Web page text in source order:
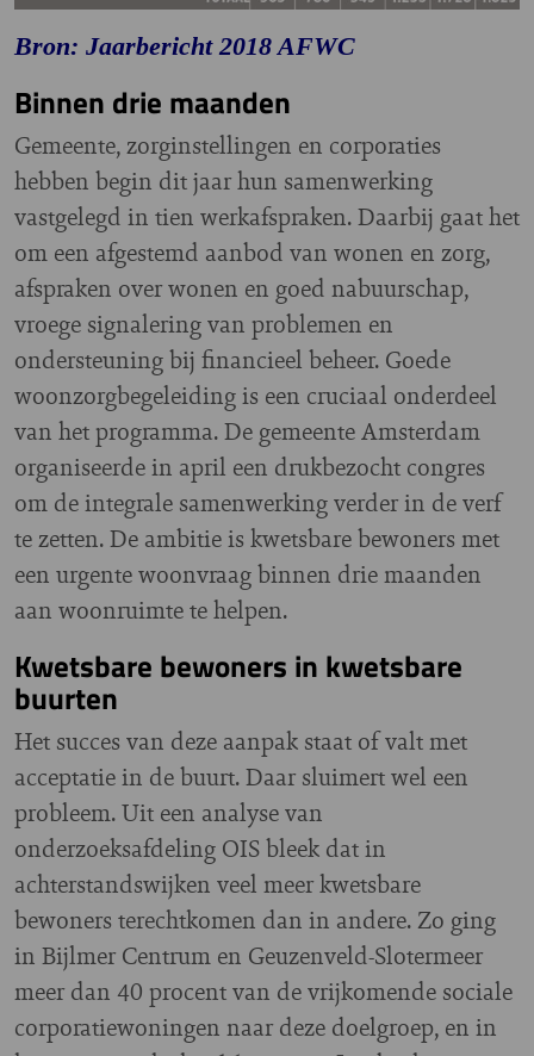
Bron: Jaarbericht 2018 AFWC
Binnen drie maanden
Gemeente, zorginstellingen en corporaties
hebben begin dit jaar hun samenwerking
vastgelegd in tien werkafspraken. Daarbij gaat het
om een afgestemd aanbod van wonen en zorg,
afspraken over wonen en goed nabuurschap,
vroege signalering van problemen en
ondersteuning bij financieel beheer. Goede
woonzorgbegeleiding is een cruciaal onderdeel
van het programma. De gemeente Amsterdam
organiseerde in april een drukbezocht congres
om de integrale samenwerking verder in de verf
te zetten. De ambitie is kwetsbare bewoners met
een urgente woonvraag binnen drie maanden
aan woonruimte te helpen.
Kwetsbare bewoners in kwetsbare
buurten
Het succes van deze aanpak staat of valt met
acceptatie in de buurt. Daar sluimert wel een
probleem. Uit een analyse van
onderzoeksafdeling OIS bleek dat in
achterstandswijken veel meer kwetsbare
bewoners terechtkomen dan in andere. Zo ging
in Bijlmer Centrum en Geuzenveld-Slotermeer
meer dan 40 procent van de vrijkomende sociale
corporatiewoningen naar deze doelgroep, en in